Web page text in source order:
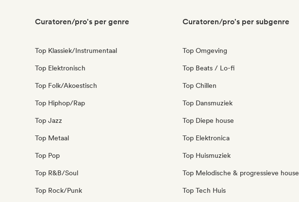
Curatoren/pro's per genre
Top Klassiek/Instrumentaal
Top Elektronisch
Top Folk/Akoestisch
Top Hiphop/Rap
Top Jazz
Top Metaal
Top Pop
Top R&B/Soul
Top Rock/Punk
Curatoren/pro's per subgenre
Top Omgeving
Top Beats / Lo-fi
Top Chillen
Top Dansmuziek
Top Diepe house
Top Elektronica
Top Huismuziek
Top Melodische & progressieve house
Top Tech Huis